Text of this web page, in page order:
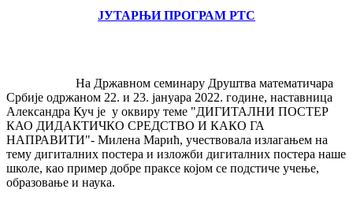
ЈУТАРЊИ ПРОГРАМ РТС
На Државном семинару Друштва математичара
Србије одржаном 22. и 23. јануара 2022. године, наставница
Александра Куч је у оквиру теме "ДИГИТАЛНИ ПОСТЕР
КАО ДИДАКТИЧКО СРЕДСТВО И КАКО ГА
НАПРАВИТИ"- Милена Марић, учествовала излагањем на
тему дигиталних постера и изложби дигиталних постера наше
школе, као пример добре праксе којом се подстиче учење,
образовање и наука.